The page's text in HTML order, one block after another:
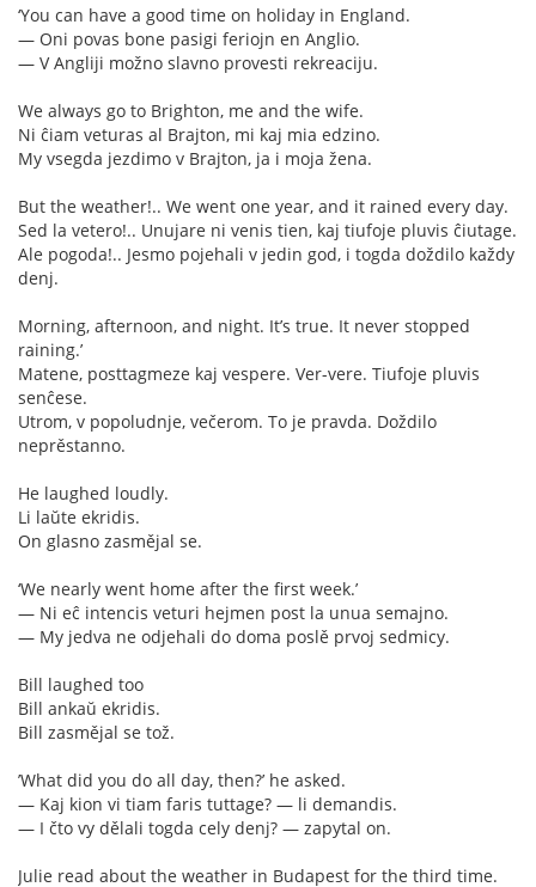
‘You can have a good time on holiday in England.
— Oni povas bone pasigi feriojn en Anglio.
— V Angliji možno slavno provesti rekreaciju.
We always go to Brighton, me and the wife.
Ni ĉiam veturas al Brajton, mi kaj mia edzino.
My vsegda jezdimo v Brajton, ja i moja žena.
But the weather!.. We went one year, and it rained every day.
Sed la vetero!.. Unujare ni venis tien, kaj tiufoje pluvis ĉiutage.
Ale pogoda!.. Jesmo pojehali v jedin god, i togda doždilo každy
denj.
Morning, afternoon, and night. It’s true. It never stopped
raining.’
Matene, posttagmeze kaj vespere. Ver-vere. Tiufoje pluvis
senĉese.
Utrom, v popoludnje, večerom. To je pravda. Doždilo
neprěstanno.
He laughed loudly.
Li laŭte ekridis.
On glasno zasmějal se.
‘We nearly went home after the first week.’
— Ni eĉ intencis veturi hejmen post la unua semajno.
— My jedva ne odjehali do doma poslě prvoj sedmicy.
Bill laughed too
Bill ankaŭ ekridis.
Bill zasmějal se tož.
’What did you do all day, then?’ he asked.
— Kaj kion vi tiam faris tuttage? — li demandis.
— I čto vy dělali togda cely denj? — zapytal on.
Julie read about the weather in Budapest for the third time.